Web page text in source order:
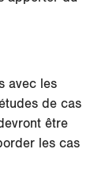
avec les
de cas
être
les cas